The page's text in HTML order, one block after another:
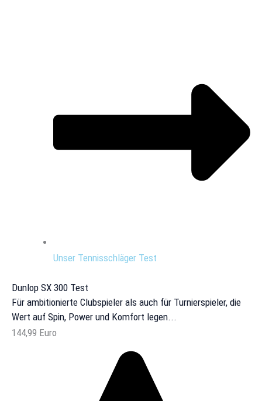
Unser Tennisschläger Test
Dunlop SX 300 Test
Für ambitionierte Clubspieler als auch für Turnierspieler, die
Wert auf Spin, Power und Komfort legen...
144,99 Euro